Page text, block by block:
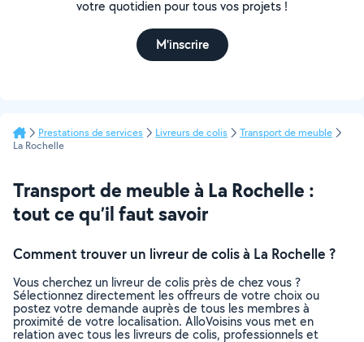
votre quotidien pour tous vos projets !
M'inscrire
Prestations de services Livreurs de colis
Transport de meuble
La Rochelle
Transport de meuble à La Rochelle :
tout ce qu’il faut savoir
Comment trouver un livreur de colis à La Rochelle ?
Vous cherchez un livreur de colis près de chez vous ?
Sélectionnez directement les offreurs de votre choix ou
postez votre demande auprès de tous les membres à
proximité de votre localisation. AlloVoisins vous met en
relation avec tous les livreurs de colis, professionnels et